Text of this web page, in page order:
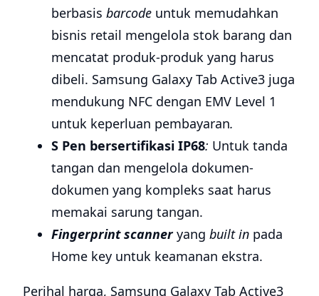
berbasis barcode untuk memudahkan
bisnis retail mengelola stok barang dan
mencatat produk-produk yang harus
dibeli. Samsung Galaxy Tab Active3 juga
mendukung NFC dengan EMV Level 1
untuk keperluan pembayaran.
S Pen bersertifikasi IP68: Untuk tanda
tangan dan mengelola dokumen-
dokumen yang kompleks saat harus
memakai sarung tangan.
Fingerprint scanneryang built in pada
Home key untuk keamanan ekstra.
Perihal harga, Samsung Galaxy Tab Active3